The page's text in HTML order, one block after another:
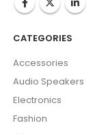
CATEGORIES
Accessories
Audio Speakers
Electronics
Fashion